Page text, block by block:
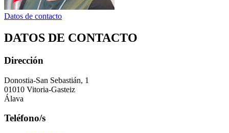
Datos de contacto
DATOS DE CONTACTO
Dirección
Donostia-San Sebastián, 1
01010 Vitoria-Gasteiz
Álava
Teléfono/s